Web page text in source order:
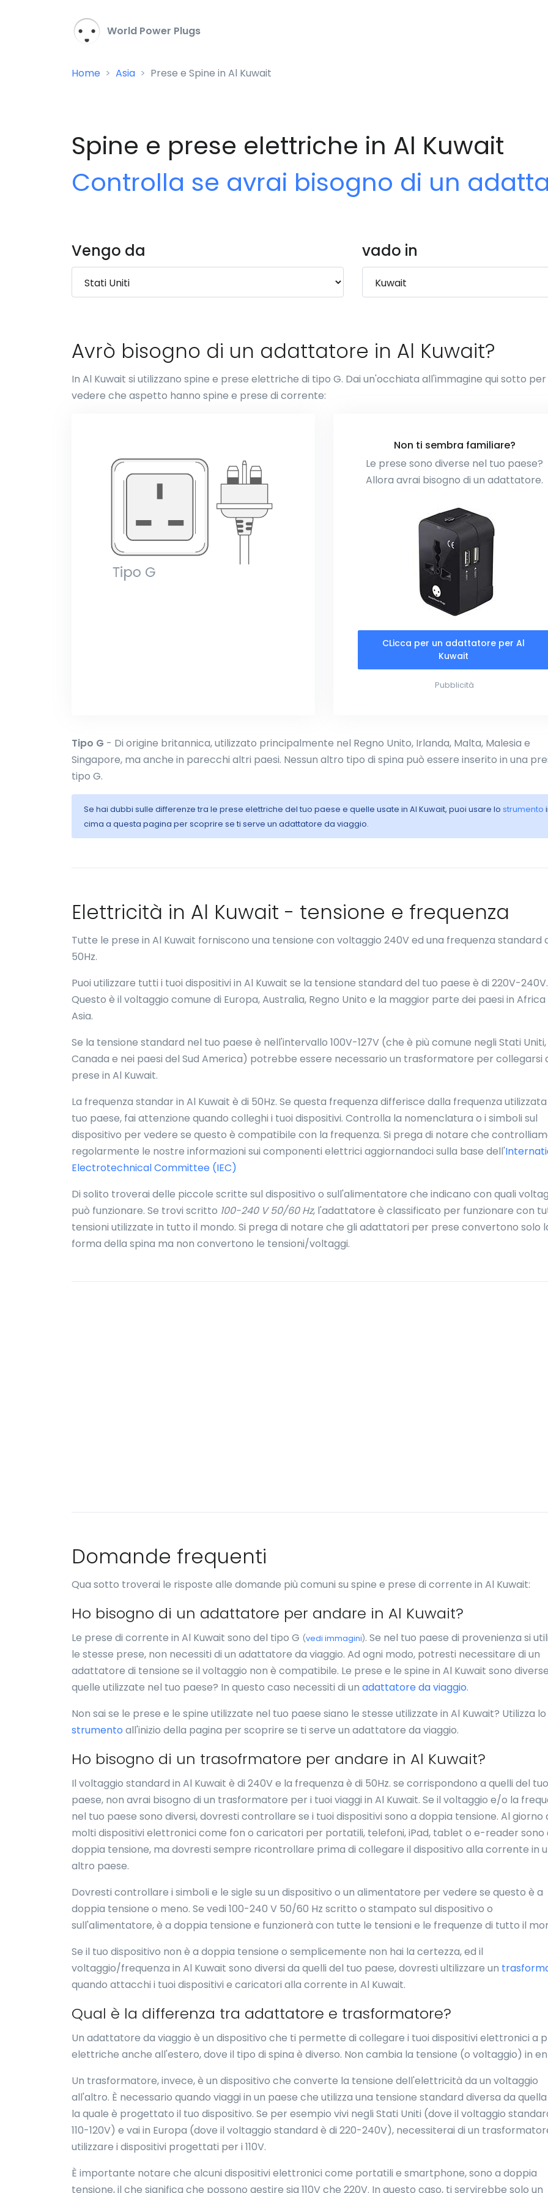
World Power Plugs
Home Asia Prese e Spine in Al Kuwait
Spine e prese elettriche in Al Kuwait
Controlla se avrai bisogno di un
Vengo da vado in
Avrò bisogno di un adattatore in Al Kuwait?
In Al Kuwait si utilizzano spine e prese elettriche di tipo G. Dai un'occhiata all'immagine qui sotto per
vedere che aspetto hanno spine e prese di corrente:
Non ti sembra familiare?
Le prese sono diverse nel tuo paese?
Allora avrai bisogno di un adattatore.
CLicca per un adattatore per Al
Kuwait
Pubblicità
Tipo G - Di origine britannica, utilizzato principalmente nel Regno Unito, Irlanda, Malta, Malesia e
Singapore, ma anche in parecchi altri paesi. Nessun altro tipo di spina può essere inserito in una
tipo G.
Se hai dubbi sulle differenze tra le prese elettriche del tuo paese e quelle usate in Al Kuwait, puoi usare lo strumento
cima a questa pagina per scoprire se ti serve un adattatore da viaggio.
Elettricità in Al Kuwait - tensione e frequenza
Tutte le prese in Al Kuwait forniscono una tensione con voltaggio 240V ed una frequenza standard
50Hz.
Puoi utilizzare tutti i tuoi dispositivi in Al Kuwait se la tensione standard del tuo paese è di 220V-240V.
Questo è il voltaggio comune di Europa, Australia, Regno Unito e la maggior parte dei paesi in Africa
Asia.
Se la tensione standard nel tuo paese è nell'intervallo 100V-127V (che è più comune negli Stati Uniti,
Canada e nei paesi del Sud America) potrebbe essere necessario un trasformatore per collegarsi
prese in Al Kuwait.
La frequenza standar in Al Kuwait è di 50Hz. Se questa frequenza differisce dalla frequenza
tuo paese, fai attenzione quando colleghi i tuoi dispositivi. Controlla la nomenclatura o i simboli sul
dispositivo per vedere se questo è compatibile con la frequenza. Si prega di notare che
regolarmente le nostre informazioni sui componenti elettrici aggiornandoci sulla base dell'
Electrotechnical Committee (IEC)
Di solito troverai delle piccole scritte sul dispositivo o sull'alimentatore che indicano con quali
può funzionare. Se trovi scritto 100-240 V 50/60 Hz, l'adattatore è classificato per funzionare con
tensioni utilizzate in tutto il mondo. Si prega di notare che gli adattatori per prese convertono solo
forma della spina ma non convertono le tensioni/voltaggi.
Domande frequenti
Qua sotto troverai le risposte alle domande più comuni su spine e prese di corrente in Al Kuwait:
Ho bisogno di un adattatore per andare in Al Kuwait?
Le prese di corrente in Al Kuwait sono del tipo G (vedi immagini). Se nel tuo paese di provenienza si
le stesse prese, non necessiti di un adattatore da viaggio. Ad ogni modo, potresti necessitare di un
adattatore di tensione se il voltaggio non è compatibile. Le prese e le spine in Al Kuwait sono
quelle utilizzate nel tuo paese? In questo caso necessiti di un adattatore da viaggio.
Non sai se le prese e le spine utilizzate nel tuo paese siano le stesse utilizzate in Al Kuwait? Utilizza lo
strumento all'inizio della pagina per scoprire se ti serve un adattatore da viaggio.
Ho bisogno di un trasofrmatore per andare in Al Kuwait?
Il voltaggio standard in Al Kuwait è di 240V e la frequenza è di 50Hz. se corrispondono a quelli del tuo
paese, non avrai bisogno di un trasformatore per i tuoi viaggi in Al Kuwait. Se il voltaggio e/o la
nel tuo paese sono diversi, dovresti controllare se i tuoi dispositivi sono a doppia tensione. Al giorno
molti dispositivi elettronici come fon o caricatori per portatili, telefoni, iPad, tablet o e-reader sono
doppia tensione, ma dovresti sempre ricontrollare prima di collegare il dispositivo alla corrente in
altro paese.
Dovresti controllare i simboli e le sigle su un dispositivo o un alimentatore per vedere se questo è a
doppia tensione o meno. Se vedi 100-240 V 50/60 Hz scritto o stampato sul dispositivo o
sull'alimentatore, è a doppia tensione e funzionerà con tutte le tensioni e le frequenze di tutto il
Se il tuo dispositivo non è a doppia tensione o semplicemente non hai la certezza, ed il
voltaggio/frequenza in Al Kuwait sono diversi da quelli del tuo paese, dovresti ultilizzare un
quando attacchi i tuoi dispositivi e caricatori alla corrente in Al Kuwait.
Qual è la differenza tra adattatore e trasformatore?
Un adattatore da viaggio è un dispositivo che ti permette di collegare i tuoi dispositivi elettronici a
elettriche anche all'estero, dove il tipo di spina è diverso. Non cambia la tensione (o voltaggio) in
Un trasformatore, invece, è un dispositivo che converte la tensione dell'elettricità da un voltaggio
all'altro. È necessario quando viaggi in un paese che utilizza una tensione standard diversa da
la quale è progettato il tuo dispositivo. Se per esempio vivi negli Stati Uniti (dove il voltaggio
110-120V) e vai in Europa (dove il voltaggio standard è di 220-240V), necessiterai di un
utilizzare i dispositivi progettati per i 110V.
È importante notare che alcuni dispositivi elettronici come portatili e smartphone, sono a doppia
tensione, il che significa che possono gestire sia 110V che 220V. In questo caso, ti servirebbe solo un